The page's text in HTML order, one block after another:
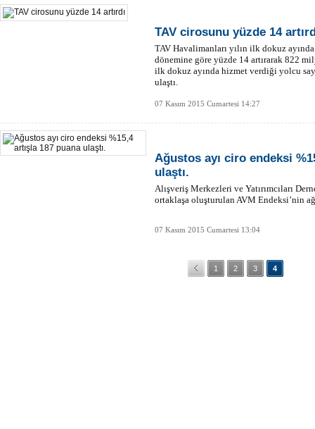
TAV cirosunu yüzde 14
TAV Havalimanları yılın ilk dokuz
dönemine göre yüzde 14 artırarak 822
ilk dokuz ayında hizmet verdiği yolcu
ulaştı.
07 Kasım 2015 Cumartesi 14:27
Ağustos ayı ciro endeksi
ulaştı.
Alışveriş Merkezleri ve Yatırımcıları
ortaklaşa oluşturulan AVM Endeksi’nin
07 Kasım 2015 Cumartesi 13:04
1 2 3 4